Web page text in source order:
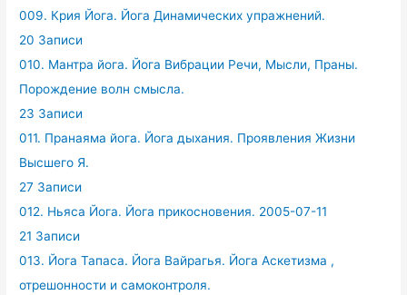
009. Крия Йога. Йога Динамических упражнений.
20 Записи
010. Мантра йога. Йога Вибрации Речи, Мысли, Праны.
Порождение волн смысла.
23 Записи
011. Пранаяма йога. Йога дыхания. Проявления Жизни
Высшего Я.
27 Записи
012. Ньяса Йога. Йога прикосновения. 2005-07-11
21 Записи
013. Йога Тапаса. Йога Вайрагья. Йога Аскетизма ,
отрешонности и самоконтроля.